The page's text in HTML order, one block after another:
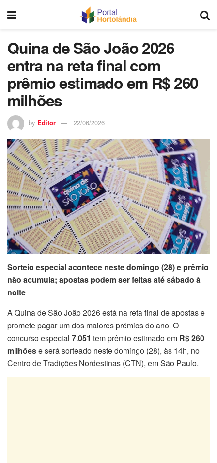
Quina de São João 2026
entra na reta final com
prêmio estimado em R$ 260
milhões
by Editor 22/06/2026
Sorteio especial acontece neste domingo (28) e prêmio
não acumula; apostas podem ser feitas até sábado à
noite
A Quina de São João 2026 está na reta final de apostas e
promete pagar um dos maiores prêmios do ano. O
concurso especial 7.051 tem prêmio estimado em R$ 260
milhõese será sorteado neste domingo (28), às 14h, no
Centro de Tradições Nordestinas (CTN), em São Paulo.